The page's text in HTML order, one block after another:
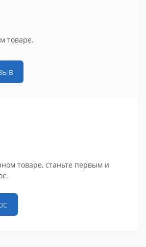
товаре.
товаре, станьте первым и